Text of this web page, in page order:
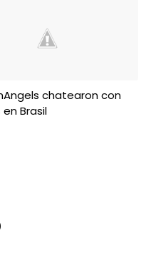
chatearon con
Brasil